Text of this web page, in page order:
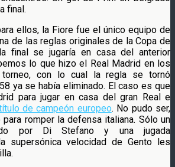
final.
ellos, la Fiore fue el único equipo de
de las reglas originales de la Copa de
final se jugaría en casa del anterior
lo que hizo el Real Madrid en los
con lo cual la regla se tornó
ya se había eliminado. El caso es que
para jugar en casa del gran Real e
de campeón europeo. No pudo ser,
romper la defensa italiana. Sólo un
por Di Stefano y una jugada
supersónica velocidad de Gento les